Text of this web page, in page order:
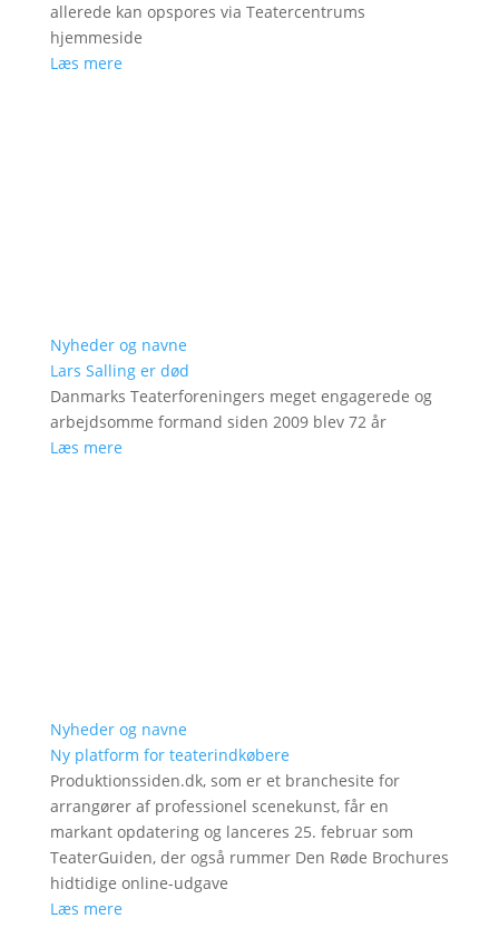
allerede kan opspores via Teatercentrums
hjemmeside
Læs mere
Nyheder og navne
Lars Salling er død
Danmarks Teaterforeningers meget engagerede og
arbejdsomme formand siden 2009 blev 72 år
Læs mere
Nyheder og navne
Ny platform for teaterindkøbere
Produktionssiden.dk, som er et branchesite for
arrangører af professionel scenekunst, får en
markant opdatering og lanceres 25. februar som
TeaterGuiden, der også rummer Den Røde Brochures
hidtidige online-udgave
Læs mere